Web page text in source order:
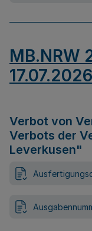
MB.NRW
17.07.2026
Verbot von
Verbots der
Leverkusen"